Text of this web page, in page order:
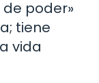
de poder»
tiene
vida